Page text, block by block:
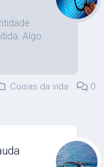
Algo
Coisas da vida
0